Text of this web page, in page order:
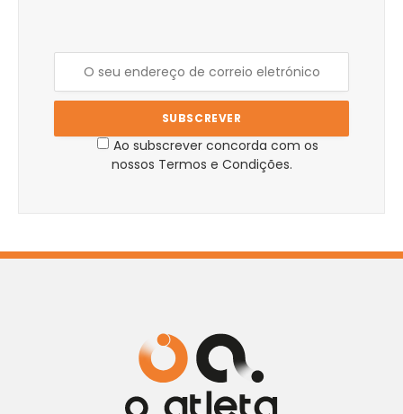
Ao subscrever concorda com os
nossos Termos e Condições.